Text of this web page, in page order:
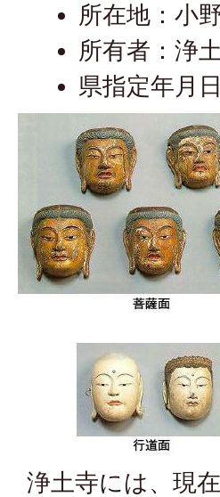
所在地：小
所有者：浄
県指定年月
浄土寺には、現